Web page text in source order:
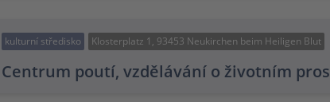
kulturní středisko Klosterplatz 1, 93453 Neukirchen beim Heiligen Blut
Centrum poutí, vzdělávání o životním